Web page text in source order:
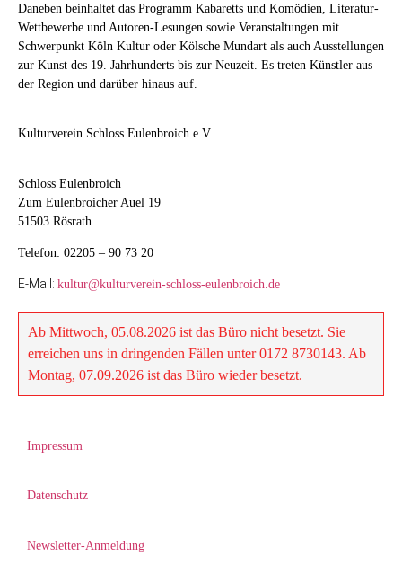
Bestätigung Ihrer Registrierung wird
Ihre E-Mail-Adresse in unseren
2-Schritt-Authentifizierung schliessen
kategorisch aus.
Mail-Newsletter wird bei unserem E-
Mail-Dienstleister Brevo (vormals:
Sendinblue/Newsletter2Go) gehostet.
Die Server und Datenbanken des
Anbieters befinden sich ausnahmslos
Sicherheit der Empfänger-Daten
Sollten Sie unseren E-Mail-Newsletter
Sie im Fussbereich eines jeden
dem Sie Ihre E-Mail-Adresse jederzeit
Datenbank austragen können. Sobald
Sie die Abmeldung vornehmen, wird
Ihre E-Mail-Adresse vollständig und
Daneben beinhaltet das Programm Kabaretts und Komödien, Literatur-
Wettbewerbe und Autoren-Lesungen sowie Veranstaltungen mit
Schwerpunkt Köln Kultur oder Kölsche Mundart als auch Ausstellungen
zur Kunst des 19. Jahrhunderts bis zur Neuzeit. Es treten Künstler aus
der Region und darüber hinaus auf.
Kulturverein Schloss Eulenbroich e.V.
Schloss Eulenbroich
Zum Eulenbroicher Auel 19
51503 Rösrath
Telefon: 02205 – 90 73 20
E-Mail: kultur@kulturverein-schloss-eulenbroich.de
Ab Mittwoch, 05.08.2026 ist das Büro nicht besetzt. Sie
erreichen uns in dringenden Fällen unter 0172 8730143. Ab
Montag, 07.09.2026 ist das Büro wieder besetzt.
Impressum
Datenschutz
Newsletter-Anmeldung